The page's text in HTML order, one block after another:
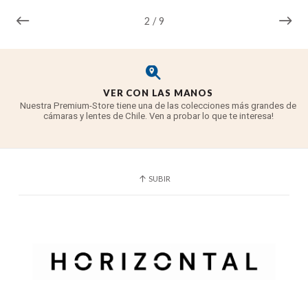
2 / 9
VER CON LAS MANOS
Nuestra Premium-Store tiene una de las colecciones más grandes de
cámaras y lentes de Chile. Ven a probar lo que te interesa!
SUBIR